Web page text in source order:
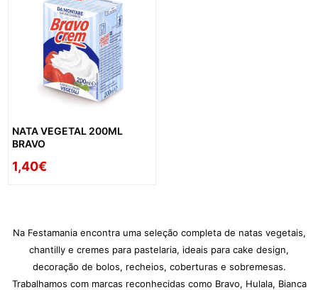
NATA VEGETAL 200ML
BRAVO
1,40€
Na Festamania encontra uma seleção completa de natas vegetais,
chantilly e cremes para pastelaria, ideais para cake design,
decoração de bolos, recheios, coberturas e sobremesas.
Trabalhamos com marcas reconhecidas como Bravo, Hulala, Bianca